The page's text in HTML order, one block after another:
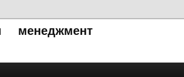
менеджмент